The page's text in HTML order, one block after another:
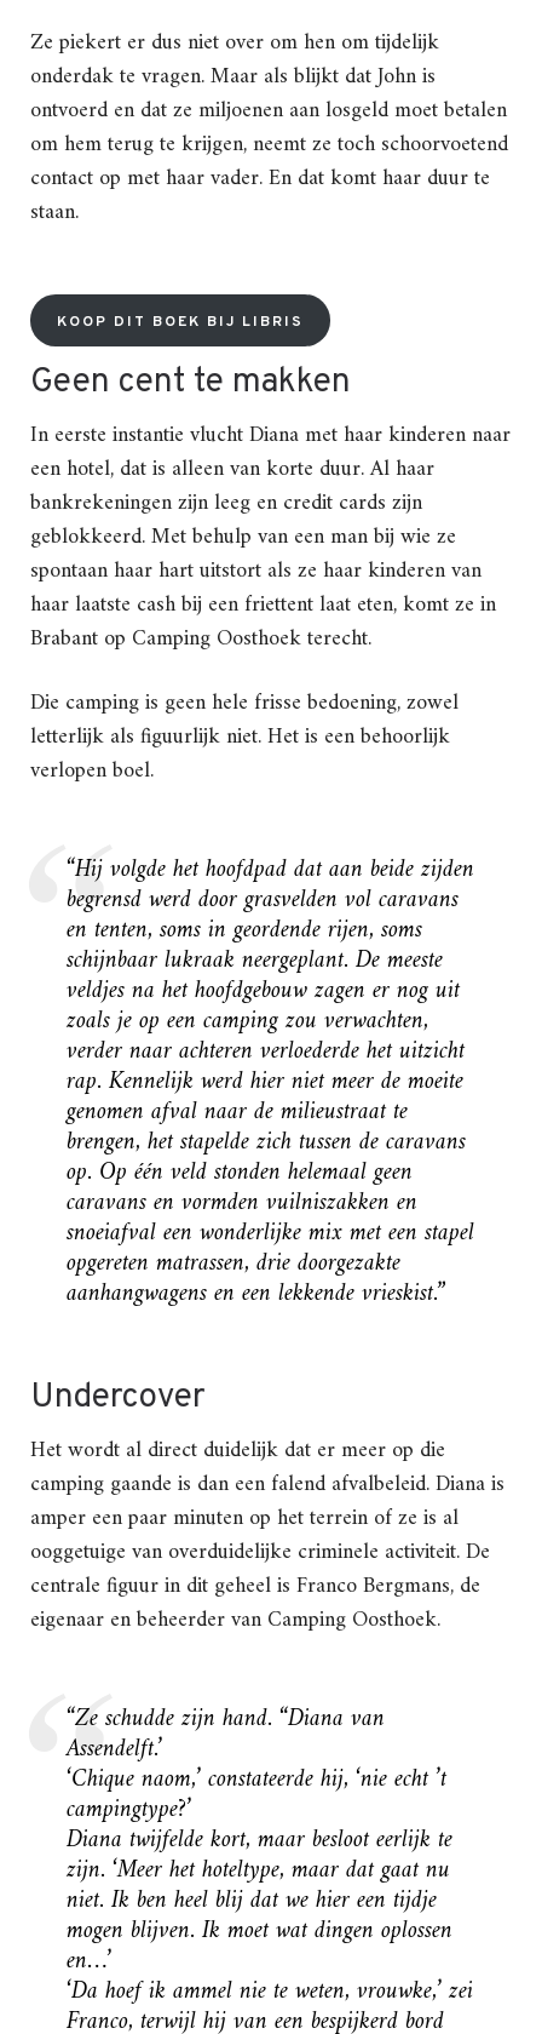
Ze piekert er dus niet over om hen om tijdelijk
onderdak te vragen. Maar als blijkt dat John is
ontvoerd en dat ze miljoenen aan losgeld moet betalen
om hem terug te krijgen, neemt ze toch schoorvoetend
contact op met haar vader. En dat komt haar duur te
staan.
KOOP DIT BOEK BIJ LIBRIS
Geen cent te makken
In eerste instantie vlucht Diana met haar kinderen naar
een hotel, dat is alleen van korte duur. Al haar
bankrekeningen zijn leeg en credit cards zijn
geblokkeerd. Met behulp van een man bij wie ze
spontaan haar hart uitstort als ze haar kinderen van
haar laatste cash bij een friettent laat eten, komt ze in
Brabant op Camping Oosthoek terecht.
Die camping is geen hele frisse bedoening, zowel
letterlijk als figuurlijk niet. Het is een behoorlijk
verlopen boel.
“Hij volgde het hoofdpad dat aan beide zijden
begrensd werd door grasvelden vol caravans
en tenten, soms in geordende rijen, soms
schijnbaar lukraak neergeplant. De meeste
veldjes na het hoofdgebouw zagen er nog uit
zoals je op een camping zou verwachten,
verder naar achteren verloederde het uitzicht
rap. Kennelijk werd hier niet meer de moeite
genomen afval naar de milieustraat te
brengen, het stapelde zich tussen de caravans
op. Op één veld stonden helemaal geen
caravans en vormden vuilniszakken en
snoeiafval een wonderlijke mix met een stapel
opgereten matrassen, drie doorgezakte
aanhangwagens en een lekkende vrieskist.”
Undercover
Het wordt al direct duidelijk dat er meer op die
camping gaande is dan een falend afvalbeleid. Diana is
amper een paar minuten op het terrein of ze is al
ooggetuige van overduidelijke criminele activiteit. De
centrale figuur in dit geheel is Franco Bergmans, de
eigenaar en beheerder van Camping Oosthoek.
“Ze schudde zijn hand. “Diana van
Assendelft.’
‘Chique naom,’ constateerde hij, ‘nie echt ’t
campingtype?’
Diana twijfelde kort, maar besloot eerlijk te
zijn. ‘Meer het hoteltype, maar dat gaat nu
niet. Ik ben heel blij dat we hier een tijdje
mogen blijven. Ik moet wat dingen oplossen
en…’
‘Da hoef ik ammel nie te weten, vrouwke,’ zei
Franco, terwijl hij van een bespijkerd bord